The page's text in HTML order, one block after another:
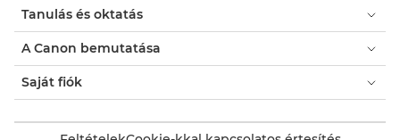
Tanulás és oktatás
A Canon bemutatása
Saját fiók